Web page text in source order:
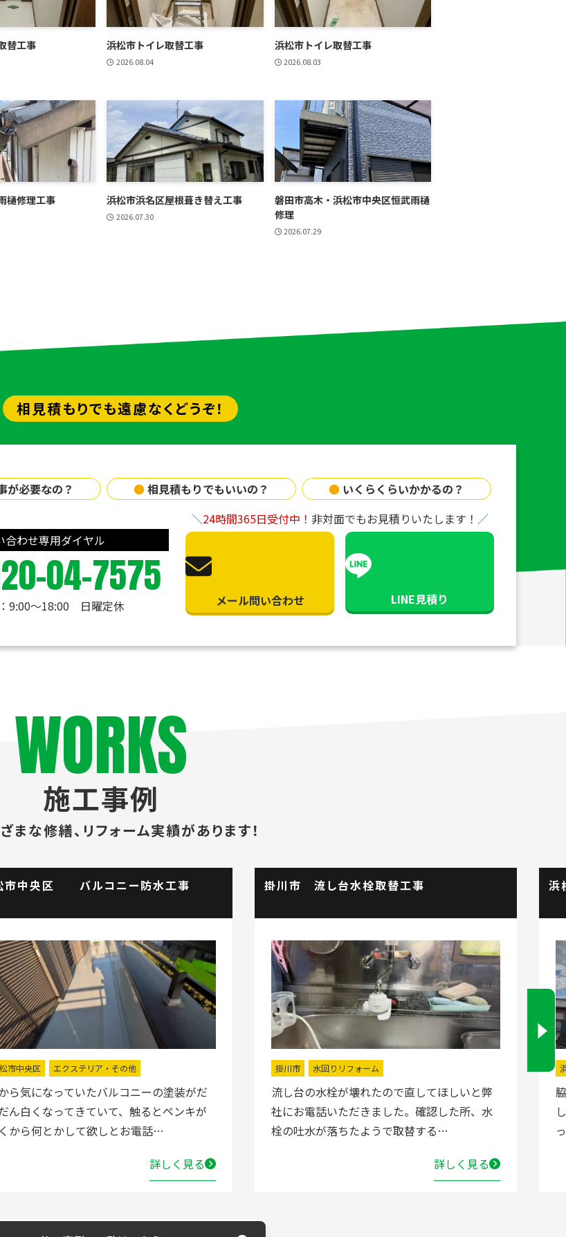
替工事 浜松市トイレ取替工事
2026.08.04
浜松市トイレ取替工事
2026.08.03
樋修理工事 浜松市浜名区屋根葺き替え工事
2026.07.30
磐田市高木・浜松市中央区恒武雨樋
修理
2026.07.29
相見積もりでも遠慮なくどうぞ！
が必要なの？ ●相見積もりでもいいの？ ● いくらくらいかかるの？
合わせ専用ダイヤル
04-7575
9:00〜18:00 日曜定休
24時間365日受付中！ 非対面でもお見積りいたします！
メール問い合わせ LINE見積り
WORKS
施工事例
まな修繕、 リフォーム実績があります！
市中央区 バルコニー防水工事
市中央区 エクステリア・その他
ら気になっていたバルコニーの塗装がだ
ん白くなってきていて、触るとペンキが
から何とかして欲しとお電話…
詳しく見る
掛川市 流し台水栓取替工事
掛川市 水回りリフォーム
流し台の水栓が壊れたので直してほしいと弊
社にお電話いただきました。確認した所、水
栓の吐水が落ちたようで取替する…
詳しく見る
浜